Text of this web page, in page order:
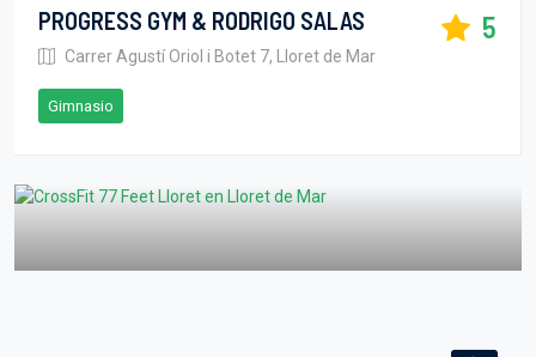
PROGRESS GYM & RODRIGO SALAS
Carrer Agustí Oriol i Botet 7, Lloret de Mar
5
Gimnasio